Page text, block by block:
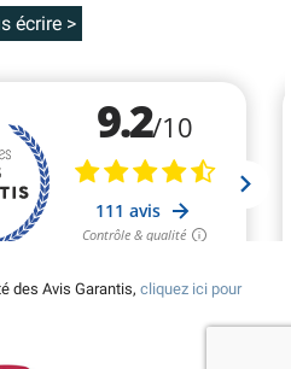
écrire >
des Avis Garantis, cliquez ici pour